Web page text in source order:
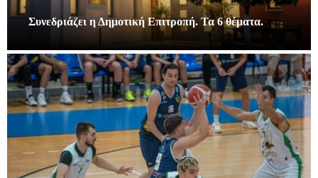
Συνεδριάζει η Δημοτική Επιτροπή. Τα 6 θέματα.